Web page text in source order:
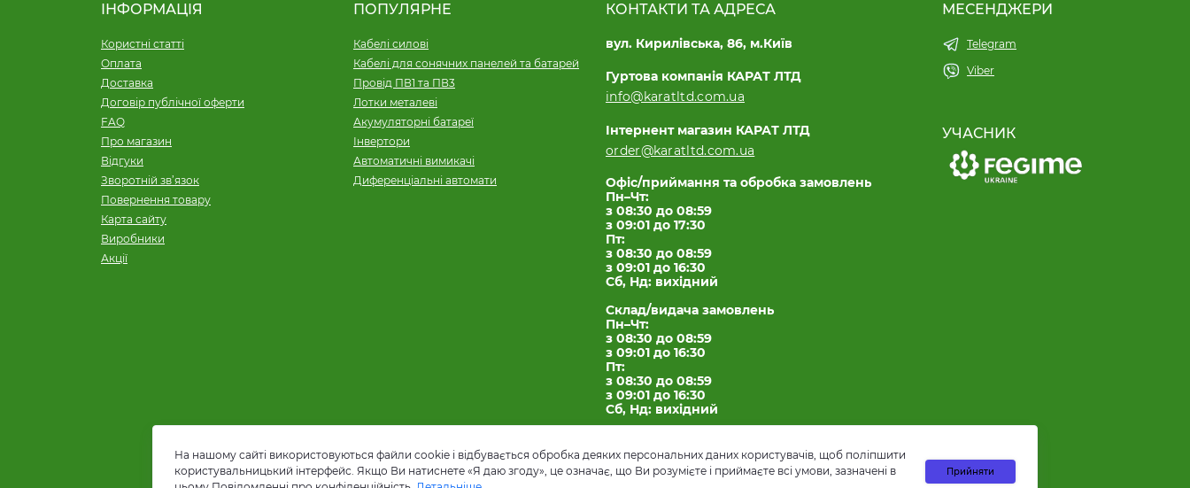
ІНФОРМАЦІЯ
Користні статті
Оплата
Доставка
Договір публічної оферти
FAQ
Про магазин
Відгуки
Зворотній зв’язок
Повернення товару
Карта сайту
Виробники
Акції
ПОПУЛЯРНЕ
Кабелі силові
Кабелі для сонячних панелей та батарей
Провід ПВ1 та ПВ3
Лотки металеві
Акумуляторні батареї
Інвертори
Автоматичні вимикачі
Диференціальні автомати
КОНТАКТИ ТА АДРЕСА
вул. Кирилівська, 86, м.Київ
Гуртова компанія КАРАТ ЛТД
info@karatltd.com.ua
Інтернент магазин КАРАТ ЛТД
order@karatltd.com.ua
Офіс/приймання та обробка замовлень
Пн–Чт:
з 08:30 до 08:59
з 09:01 до 17:30
Пт:
з 08:30 до 08:59
з 09:01 до 16:30
Сб, Нд: вихідний
Склад/видача замовлень
Пн–Чт:
з 08:30 до 08:59
з 09:01 до 16:30
Пт:
з 08:30 до 08:59
з 09:01 до 16:30
Сб, Нд: вихідний
МЕСЕНДЖЕРИ
Telegram
Viber
УЧАСНИК
На нашому сайті використовуються файли cookie і відбувається обробка деяких персональних даних користувачів, щоб поліпшити
користувальницький інтерфейс. Якщо Ви натиснете «Я даю згоду», це означає, що Ви розумієте і приймаєте всі умови, зазначені в
Прийняти